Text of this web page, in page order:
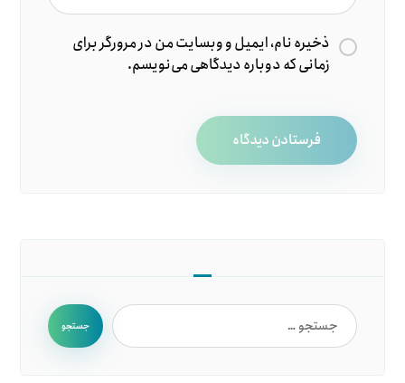
ذخیره نام، ایمیل و وبسایت من در مرورگر برای
زمانی که دوباره دیدگاهی می‌نویسم.
فرستادن دیدگاه
جستجو